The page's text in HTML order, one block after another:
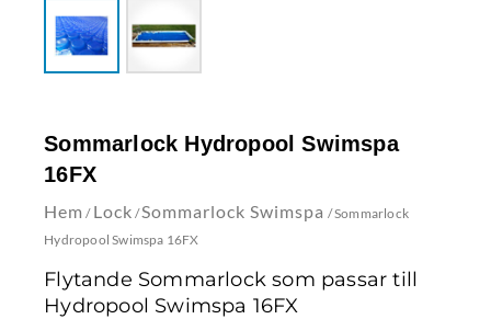
Sommarlock Hydropool Swimspa
16FX
Hem / Lock /Sommarlock Swimspa / Sommarlock
Hydropool Swimspa 16FX
Flytande Sommarlock som passar till
Hydropool Swimspa 16FX